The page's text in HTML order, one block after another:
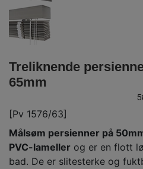
Treliknende
65mm
[Pv 1576/63]
Målsøm persienner på
PVC-lameller og er en flott
bad. De er slitesterke og